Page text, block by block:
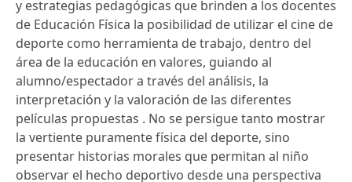
y estrategias pedagógicas que brinden a los docentes
de Educación Física la posibilidad de utilizar el cine de
deporte como herramienta de trabajo, dentro del
área de la educación en valores, guiando al
alumno/espectador a través del análisis, la
interpretación y la valoración de las diferentes
películas propuestas . No se persigue tanto mostrar
la vertiente puramente física del deporte, sino
presentar historias morales que permitan al niño
observar el hecho deportivo desde una perspectiva